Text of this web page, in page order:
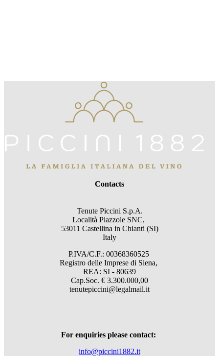
Contacts
Tenute Piccini S.p.A.
Località Piazzole SNC,
53011 Castellina in Chianti (SI)
Italy
P.IVA/C.F.: 00368360525
Registro delle Imprese di Siena,
REA: SI - 80639
Cap.Soc. € 3.300.000,00
tenutepiccini@legalmail.it
For enquiries please contact:
info@piccini1882.it